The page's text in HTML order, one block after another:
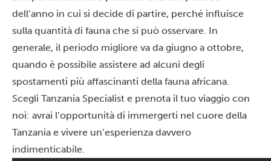
dell’anno in cui si decide di partire, perché influisce
sulla quantità di fauna che si può osservare. In
generale, il periodo migliore va da giugno a ottobre,
quando è possibile assistere ad alcuni degli
spostamenti più affascinanti della fauna africana.
Scegli Tanzania Specialist e prenota il tuo viaggio con
noi: avrai l’opportunità di immergerti nel cuore della
Tanzania e vivere un’esperienza davvero
indimenticabile.